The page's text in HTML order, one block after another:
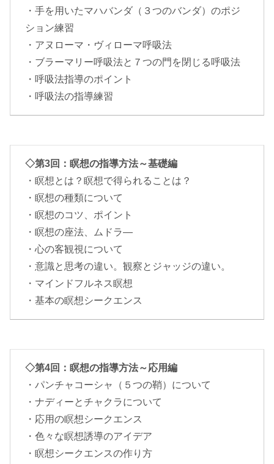
・手を用いたマハバンダ（３つのバンダ）のポジ
ション練習
・アヌローマ・ヴィローマ呼吸法
・ブラーマリー呼吸法と７つの門を閉じる呼吸法
・呼吸法指導のポイント
・呼吸法の指導練習
◇第3回：瞑想の指導方法～基礎編
・瞑想とは？瞑想で得られることは？
・瞑想の種類について
・瞑想のコツ、ポイント
・瞑想の座法、ムドラ―
・心の客観視について
・意識と思考の違い。観察とジャッジの違い。
・マインドフルネス瞑想
・基本の瞑想シークエンス
◇第4回：瞑想の指導方法～応用編
・パンチャコーシャ（５つの鞘）について
・ナディーとチャクラについて
・応用の瞑想シークエンス
・色々な瞑想誘導のアイデア
・瞑想シークエンスの作り方